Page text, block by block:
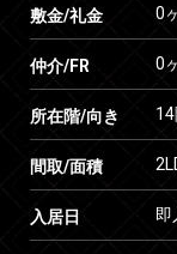
敷金/礼金 0
仲介/FR 0
所在階/向き
間取/面積
入居日 即